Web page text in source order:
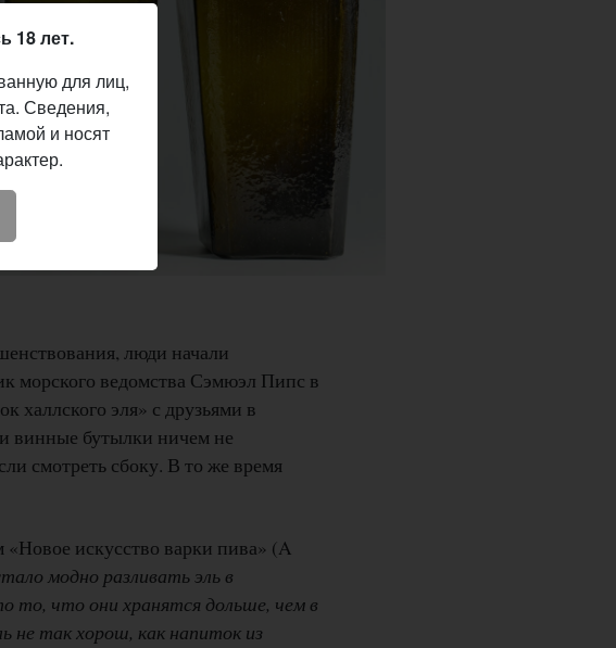
люди начали
морского ведомства Сэмюэл Пипс в
халлского эля» с друзьями в
винные бутылки ничем не
смотреть сбоку. В то же время
искусство варки пива» (A
модно разливать эль в
то, что они хранятся дольше, чем в
не так хорош, как напиток из
18 лет.
для лиц,
Сведения,
и носят